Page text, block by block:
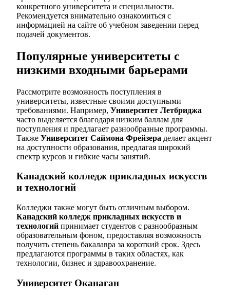
конкретного университета и специальности.
Рекомендуется внимательно ознакомиться с
информацией на сайте об учебном заведении перед
подачей документов.
Популярные университеты с
низкими входными барьерами
Рассмотрите возможность поступления в
университеты, известные своими доступными
требованиями. Например, Университет Летбриджа
часто выделяется благодаря низким баллам для
поступления и предлагает разнообразные программы.
Также Университет Саймона Фрейзера делает акцент
на доступности образования, предлагая широкий
спектр курсов и гибкие часы занятий.
Канадский колледж прикладных искусств
и технологий
Колледжи также могут быть отличным выбором.
Канадский колледж прикладных искусств и
технологий принимает студентов с разнообразным
образовательным фоном, предоставляя возможность
получить степень бакалавра за короткий срок. Здесь
предлагаются программы в таких областях, как
технологии, бизнес и здравоохранение.
Университет Оканаган